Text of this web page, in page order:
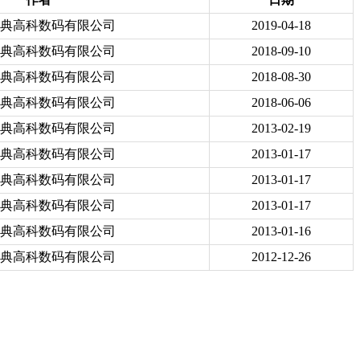
高科数码有限公司
2019-04-18
高科数码有限公司
2018-09-10
高科数码有限公司
2018-08-30
高科数码有限公司
2018-06-06
高科数码有限公司
2013-02-19
高科数码有限公司
2013-01-17
高科数码有限公司
2013-01-17
高科数码有限公司
2013-01-17
高科数码有限公司
2013-01-16
高科数码有限公司
2012-12-26